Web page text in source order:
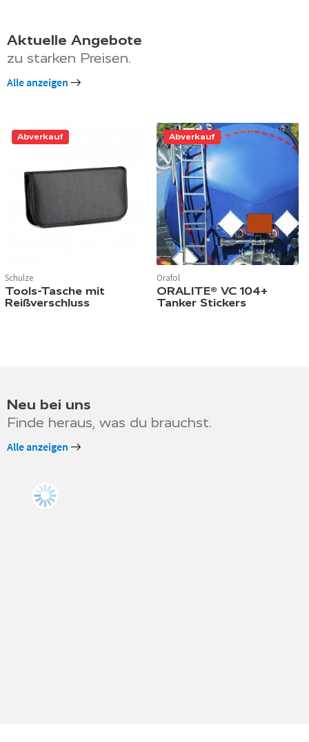
Aktuelle Angebote
zu starken Preisen.
Alle anzeigen
Abverkauf
Schulze
Tools-Tasche mit
Reißverschluss
Abverkauf
Orafol
ORALITE® VC 104+
Tanker Stickers
Neu bei uns
Finde heraus, was du brauchst.
Alle anzeigen